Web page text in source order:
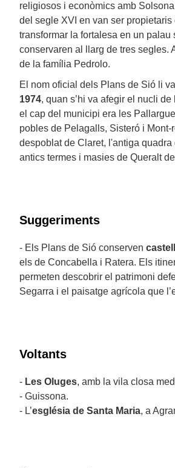
religiosos i econòmics amb
del segle XVI en van ser
transformar la fortalesa en un palau
conservaren al llarg de tres segles.
de la família Pedrolo.
El nom oficial dels Plans de Sió li
1974, quan s’hi va afegir el nucli de
el cap del municipi era les
pobles de Pelagalls, Sisteró i Mont-
despoblat de Claret, l'antiga quadra
antics termes i masies de Queralt
Suggeriments
- Els Plans de Sió conserven
els de Concabella i Ratera. Els
permeten descobrir el patrimoni
Segarra i el paisatge agrícola que
Voltants
- Les Oluges, amb la vila closa
- Guissona.
- L’església de Santa Maria, a